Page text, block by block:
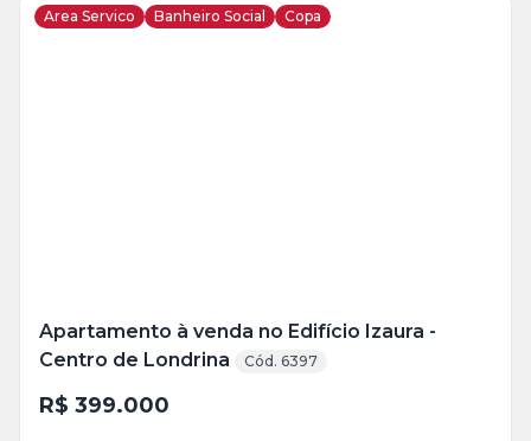
Area Servico Banheiro Social Copa
Apartamento à venda no Edifício Izaura -
Centro de Londrina
Cód. 6397
R$ 399.000